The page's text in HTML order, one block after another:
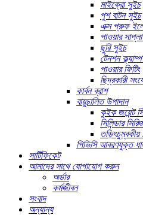
মাইক্রো সুইচ
পুশ বাটন সুইচ
এক্স প্রুফ
পাওয়ার
ছুরি সুইচ
টেনশন
পাওয়ার ফিটিং
ছিদ্রকারী
কার্বন ব্রাশ
বায়ুচালিত উপাদান
কুইক জয়েন্ট
সিলিন্ডার
তড়িৎচুম্বকীয়
পিভিসি আবরণযুক্ত
সার্টিফিকেট
আমাদের সাথে যোগাযোগ করুন
অর্ডার
কর্মজীবন
সংবাদ
অন্যান্য